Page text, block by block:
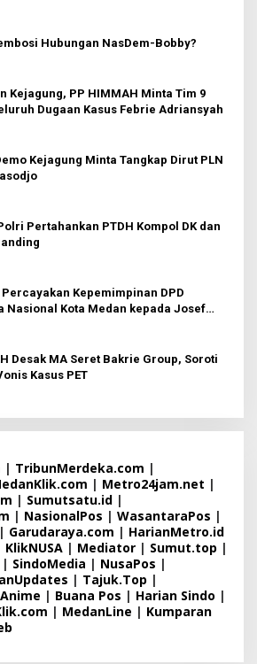
Hubungan NasDem-Bobby?
Kejagung, PP HIMMAH Minta Tim 9
Dugaan Kasus Febrie Adriansyah
Kejagung Minta Tangkap Dirut PLN
Pertahankan PTDH Kompol DK dan
Kepemimpinan DPD
Nasional Kota Medan kepada Josef
Desak MA Seret Bakrie Group, Soroti
Kasus PET
| TribunMerdeka.com |
| Metro24jam.net |
| Sumutsatu.id |
| NasionalPos | WasantaraPos |
| Garudaraya.com | HarianMetro.id
KlikNUSA | Mediator | Sumut.top |
| SindoMedia | NusaPos |
| Tajuk.Top |
| Buana Pos | Harian Sindo |
| MedanLine | Kumparan